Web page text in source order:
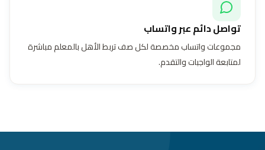
تواصل دائم عبر واتساب
مجموعات واتساب مخصصة لكل صف تربط الأهل بالمعلم مباشرة
لمتابعة الواجبات والتقدم.